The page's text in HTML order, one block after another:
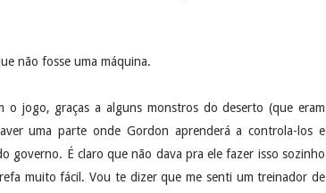
não fosse uma máquina.
jogo, graças a alguns monstros do deserto (que eram
uma parte onde Gordon aprenderá a controla-los e
governo. É claro que não dava pra ele fazer isso sozinho
muito fácil. Vou te dizer que me senti um treinador de